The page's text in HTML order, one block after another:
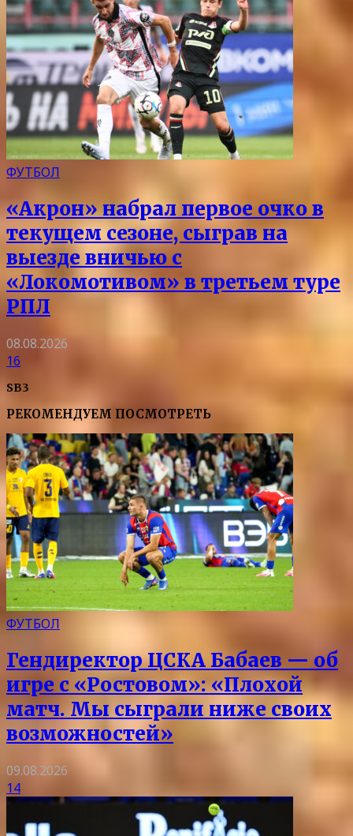
ФУТБОЛ
«Акрон» набрал первое очко в
текущем сезоне, сыграв на
выезде вничью с
«Локомотивом» в третьем туре
РПЛ
08.08.2026
16
SB3
РЕКОМЕНДУЕМ ПОСМОТРЕТЬ
ФУТБОЛ
Гендиректор ЦСКА Бабаев — об
игре с «Ростовом»: «Плохой
матч. Мы сыграли ниже своих
возможностей»
09.08.2026
14